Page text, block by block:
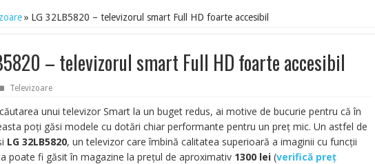
» LG 32LB5820 – televizorul smart Full HD foarte accesibil
– televizorul smart Full HD foarte accesibil
Televizoare
unui televizor Smart la un buget redus, ai motive de bucurie pentru că în
poți găsi modele cu dotări chiar performante pentru un preț mic. Un astfel de
LG 32LB5820, un televizor care îmbină calitatea superioară a imaginii cu funcții
poate fi găsit în magazine la prețul de aproximativ1300 lei(verifică preț